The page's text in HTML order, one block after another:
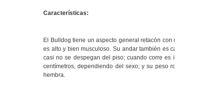
Características:
El Bulldog tiene un aspecto general retacón con una cabeza
es alto y bien musculoso. Su andar también es característico
casi no se despegan del piso; cuando corre es igual a un
centímetros, dependiendo del sexo; y su peso ronda los 20 ó
hembra.